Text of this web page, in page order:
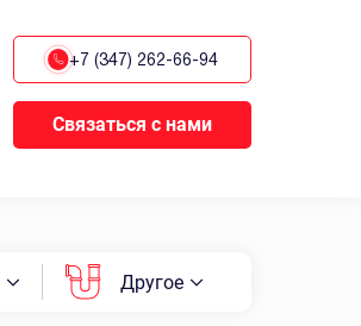
+7 (347) 262-66-94
Связаться с нами
Другое